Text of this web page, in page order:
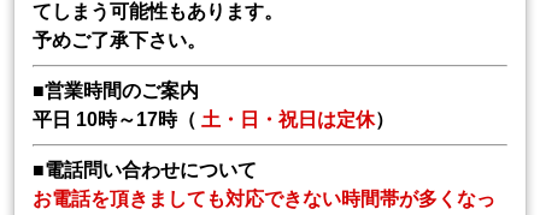
てしまう可能性もあります。
予めご了承下さい。
■営業時間のご案内
平日 10時～17時（ 土・日・祝日は定休）
■電話問い合わせについて
お電話を頂きましても対応できない時間帯が多くなっ